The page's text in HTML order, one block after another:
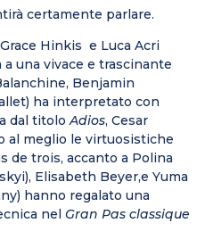
certamente parlare.
Hinkis e Luca Acri
una vivace e trascinante
Benjamin
ha interpretato con
dal titoloAdios, Cesar
al meglio le virtuosistiche
de trois, accanto a Polina
Elisabeth Beyer,e Yuma
hanno regalato una
nel Gran Pas classique